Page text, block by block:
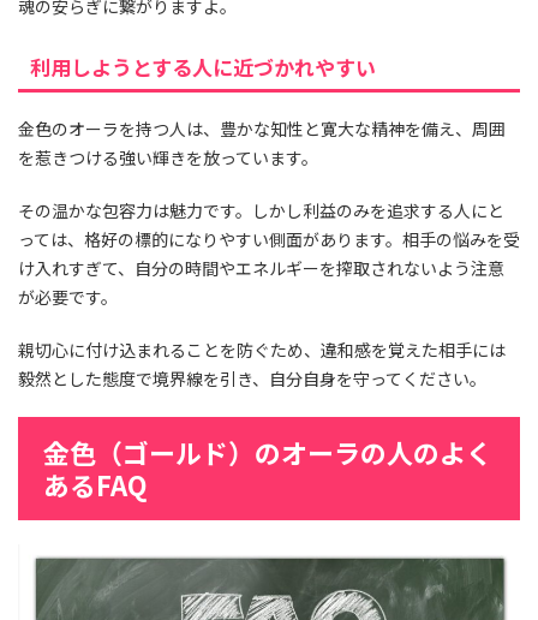
魂の安らぎに繋がりますよ。
利用しようとする人に近づかれやすい
金色のオーラを持つ人は、豊かな知性と寛大な精神を備え、周囲
を惹きつける強い輝きを放っています。
その温かな包容力は魅力です。しかし利益のみを追求する人にと
っては、格好の標的になりやすい側面があります。相手の悩みを受
け入れすぎて、自分の時間やエネルギーを搾取されないよう注意
が必要です。
親切心に付け込まれることを防ぐため、違和感を覚えた相手には
毅然とした態度で境界線を引き、自分自身を守ってください。
金色（ゴールド）のオーラの人のよく
あるFAQ